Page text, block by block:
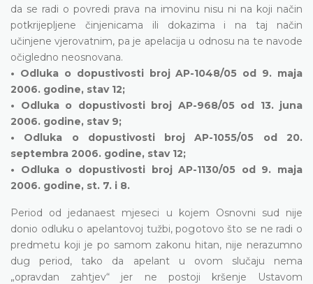
da se radi o povredi prava na imovinu nisu ni na koji način
potkrijepljene činjenicama ili dokazima i na taj način
učinjene vjerovatnim, pa je apelacija u odnosu na te navode
očigledno neosnovana.
• Odluka o dopustivosti broj AP-1048/05 od 9. maja
2006. godine, stav 12;
• Odluka o dopustivosti broj AP-968/05 od 13. juna
2006. godine, stav 9;
• Odluka o dopustivosti broj AP-1055/05 od 20.
septembra 2006. godine, stav 12;
• Odluka o dopustivosti broj AP-1130/05 od 9. maja
2006. godine, st. 7. i 8.
Period od jedanaest mjeseci u kojem Osnovni sud nije
donio odluku o apelantovoj tužbi, pogotovo što se ne radi o
predmetu koji je po samom zakonu hitan, nije nerazumno
dug period, tako da apelant u ovom slučaju nema
„opravdan zahtjev“ jer ne postoji kršenje Ustavom